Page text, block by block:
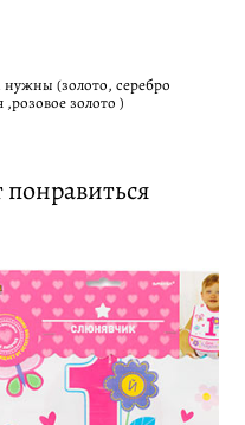
нужны (золото, серебро
золото )